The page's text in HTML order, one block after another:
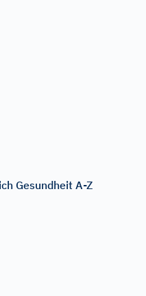
Gesundheit A-Z